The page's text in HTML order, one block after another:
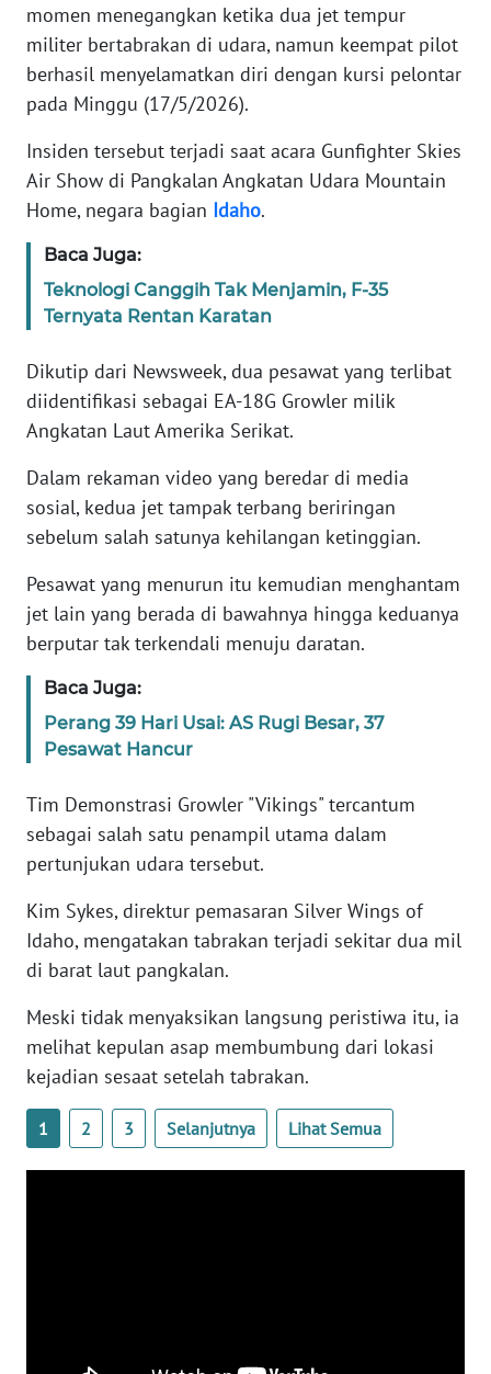
momen menegangkan ketika dua jet tempur
militer bertabrakan di udara, namun keempat pilot
berhasil menyelamatkan diri dengan kursi pelontar
pada Minggu (17/5/2026).
Insiden tersebut terjadi saat acara Gunfighter Skies
Air Show di Pangkalan Angkatan Udara Mountain
Home, negara bagian Idaho.
Baca Juga:
Teknologi Canggih Tak Menjamin, F-35
Ternyata Rentan Karatan
Dikutip dari Newsweek, dua pesawat yang terlibat
diidentifikasi sebagai EA-18G Growler milik
Angkatan Laut Amerika Serikat.
Dalam rekaman video yang beredar di media
sosial, kedua jet tampak terbang beriringan
sebelum salah satunya kehilangan ketinggian.
Pesawat yang menurun itu kemudian menghantam
jet lain yang berada di bawahnya hingga keduanya
berputar tak terkendali menuju daratan.
Baca Juga:
Perang 39 Hari Usai: AS Rugi Besar, 37
Pesawat Hancur
Tim Demonstrasi Growler "Vikings" tercantum
sebagai salah satu penampil utama dalam
pertunjukan udara tersebut.
Kim Sykes, direktur pemasaran Silver Wings of
Idaho, mengatakan tabrakan terjadi sekitar dua mil
di barat laut pangkalan.
Meski tidak menyaksikan langsung peristiwa itu, ia
melihat kepulan asap membumbung dari lokasi
kejadian sesaat setelah tabrakan.
1 2 3 Selanjutnya Lihat Semua
KONTAK
IKLAN
TENTANG
KAMI
PEDOMAN
MEDIA
SIBER
REDAKSI
KARIR
DISCLAIMER
News
WN
SUMUT
JAKARTA
JABAR
WN
BANTEN
WN
KEPRI
WN
PAPUA